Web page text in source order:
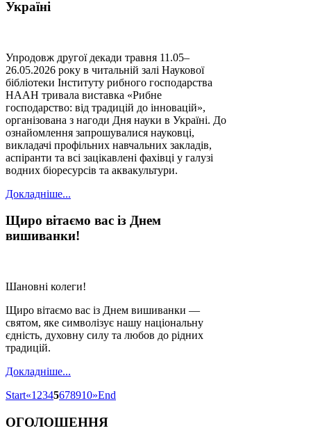
Україні
Упродовж другої декади травня 11.05–
26.05.2026 року в читальній залі Наукової
бібліотеки Інституту рибного господарства
НААН тривала виставка «Рибне
господарство: від традицій до інновацій»,
організована з нагоди Дня науки в Україні. До
ознайомлення запрошувалися науковці,
викладачі профільних навчальних закладів,
аспіранти та всі зацікавлені фахівці у галузі
водних біоресурсів та аквакультури.
Докладніше...
Щиро вітаємо вас із Днем
вишиванки!
Шановні колеги!
Щиро вітаємо вас із Днем вишиванки —
святом, яке символізує нашу національну
єдність, духовну силу та любов до рідних
традицій.
Докладніше...
Start«1 2345678910»End
ОГОЛОШЕННЯ